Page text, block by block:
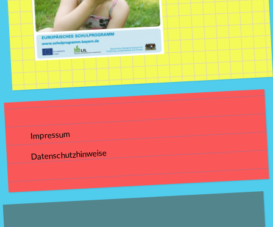
Impressum
Datenschutzhinweise